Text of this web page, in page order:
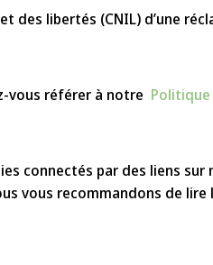
des libertés (CNIL) d’une
vous référer à notre
connectés par des liens
vous recommandons de